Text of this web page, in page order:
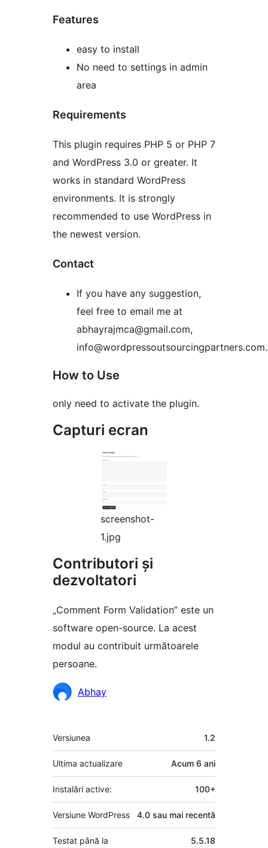
Features
easy to install
No need to settings in admin
area
Requirements
This plugin requires PHP 5 or PHP 7
and WordPress 3.0 or greater. It
works in standard WordPress
environments. It is strongly
recommended to use WordPress in
the newest version.
Contact
If you have any suggestion,
feel free to email me at
abhayrajmca@gmail.com,
info@wordpressoutsourcingpartners.com.
How to Use
only need to activate the plugin.
Capturi ecran
screenshot-
1.jpg
Contributori și
dezvoltatori
„Comment Form Validation” este un
software open-source. La acest
modul au contribuit următoarele
persoane.
Contributori
Abhay
Meta
Versiunea 1.2
Ultima actualizare Acum 6 ani
Instalări active: 100+
Versiune WordPress 4.0 sau mai recentă
Testat până la 5.5.18